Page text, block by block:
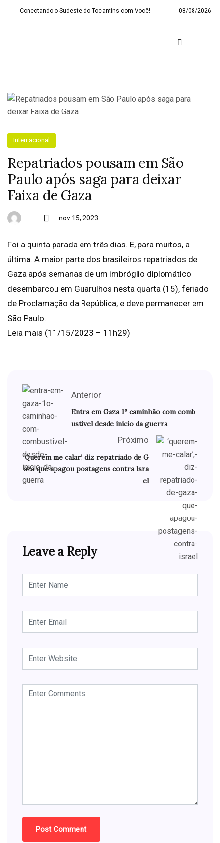
Conectando o Sudeste do Tocantins com Você! 08/08/2026
Internacional
Repatriados pousam em São
Paulo após saga para deixar
Faixa de Gaza
nov 15, 2023
Foi a quinta parada em três dias. E, para muitos, a
última. A maior parte dos brasileiros repatriados de
Gaza após semanas de um imbróglio diplomático
desembarcou em Guarulhos nesta quarta (15), feriado
de Proclamação da República, e deve permanecer em
São Paulo.
Leia mais (11/15/2023 – 11h29)
Anterior
Entra em Gaza 1º caminhão com comb
ustível desde início da guerra
Próximo
‘Querem me calar’, diz repatriado de G
aza que apagou postagens contra Isra
el
Leave a Reply